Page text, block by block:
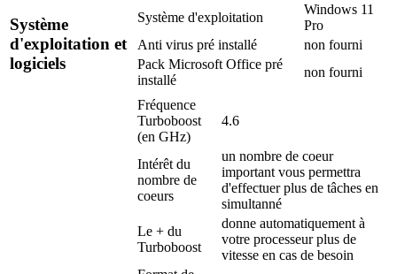
Système
d'exploitation et
logiciels
Système d'exploitation
Windows 11
Pro
Anti virus pré installé
non fourni
Pack Microsoft Office pré
installé
non fourni
Fréquence
Turboboost
(en GHz)
4.6
Intérêt du
nombre de
coeurs
un nombre de coeur
important vous permettra
d'effectuer plus de tâches en
simultanné
Le + du
Turboboost
donne automatiquement à
votre processeur plus de
vitesse en cas de besoin